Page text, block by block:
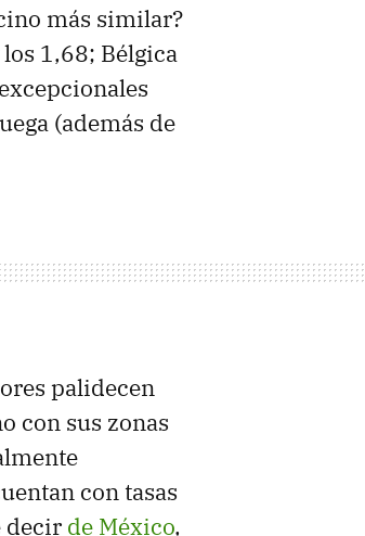
más similar?
1,68; Bélgica
(además de
palidecen
con sus zonas
con tasas
decir de México,